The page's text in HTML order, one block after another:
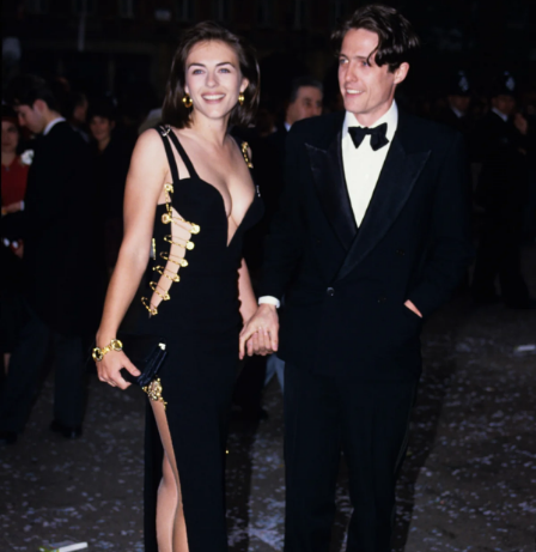
会員登録
Log in or Sign up
SPUR読者のためのメンバーシッププログラム
「The SPUR Club」。便利な機能と特典を無料で楽し
ログイン・新規会員登録
FOLLOW US